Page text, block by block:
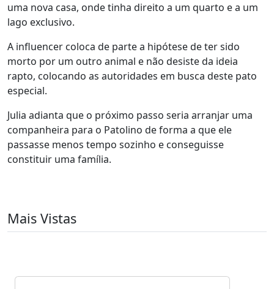
uma nova casa, onde tinha direito a um quarto e a um
lago exclusivo.
A influencer coloca de parte a hipótese de ter sido
morto por um outro animal e não desiste da ideia
rapto, colocando as autoridades em busca deste pato
especial.
Julia adianta que o próximo passo seria arranjar uma
companheira para o Patolino de forma a que ele
passasse menos tempo sozinho e conseguisse
constituir uma família.
Mais Vistas